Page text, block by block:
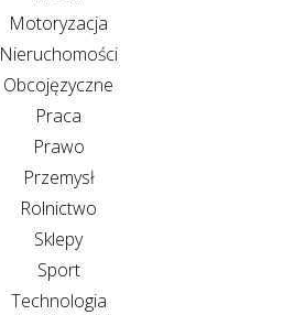
Motoryzacja
Nieruchomości
Obcojęzyczne
Praca
Prawo
Przemysł
Rolnictwo
Sklepy
Sport
Technologia